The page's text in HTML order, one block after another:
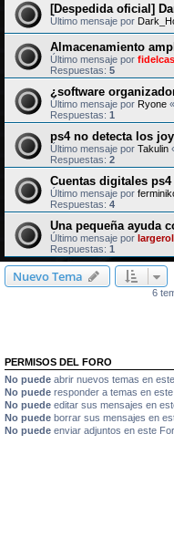
[Despedida oficial]
Último mensaje por
Almacenamiento
Último mensaje por
Respuestas: 5
¿software
Último mensaje por Ryone «
Respuestas: 1
ps4 no detecta los
Último mensaje por Takulin
Respuestas: 2
Cuentas digitales ps4
Último mensaje por
Respuestas: 4
Una pequeña ayuda
Último mensaje por
Respuestas: 1
Nuevo Tema
6
PERMISOS DEL FORO
No puede abrir nuevos temas en
No puede responder a temas en
No puede editar sus mensajes en
No puede borrar sus mensajes en
No puede enviar adjuntos en este